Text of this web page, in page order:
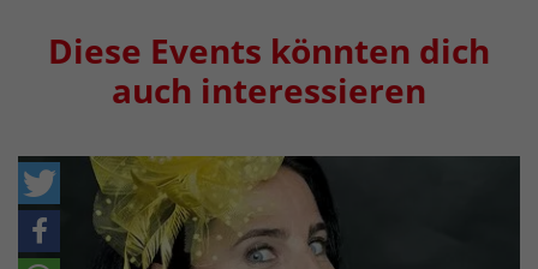
Diese Events könnten dich
auch interessieren